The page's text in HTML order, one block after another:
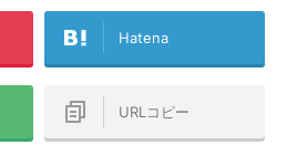
Hatena
URLコピー